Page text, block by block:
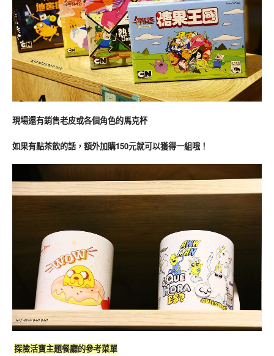
現場還有銷售老皮或各個角色的馬克杯
如果有點茶飲的話，額外加購150元就可以獲得一組哦！
探險活寶主題餐廳的參考菜單